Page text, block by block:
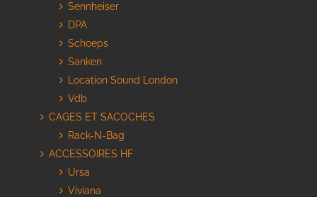
Sennheiser
DPA
Schoeps
Sanken
Location Sound London
Vdb
CAGES ET SACOCHES
Rack-N-Bag
ACCESSOIRES HF
Ursa
Viviana